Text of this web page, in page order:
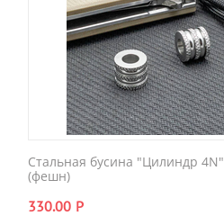
Стальная бусина "Цилиндр 4N"
(фешн)
330.00 Р